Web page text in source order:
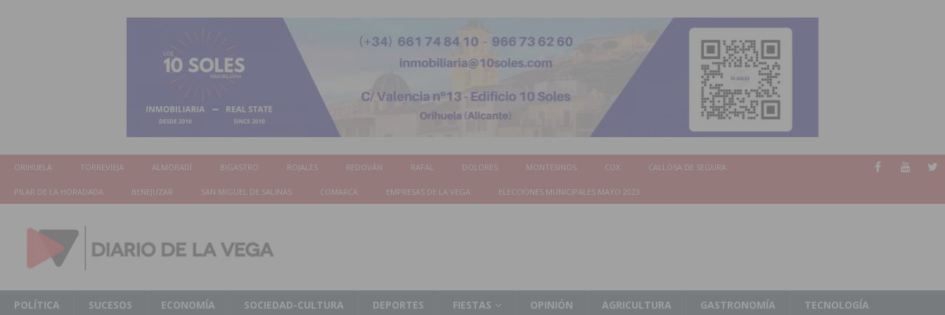
ORIHUELA TORREVIEJA ALMORADÍ BIGASTRO ROJALES REDOVÁN RAFAL DOLORES MONTESINOS COX CALLOSA DE SEGURA
PILAR DE LA HORADADA BENEJUZAR SAN MIGUEL DE SALINAS COMARCA EMPRESAS DE LA VEGA ELECCIONES MUNICIPALES MAYO 2023
POLÍTICA SUCESOS ECONOMÍA SOCIEDAD-CULTURA DEPORTES FIESTAS OPINIÓN AGRICULTURA GASTRONOMÍA TECNOLOGÍA